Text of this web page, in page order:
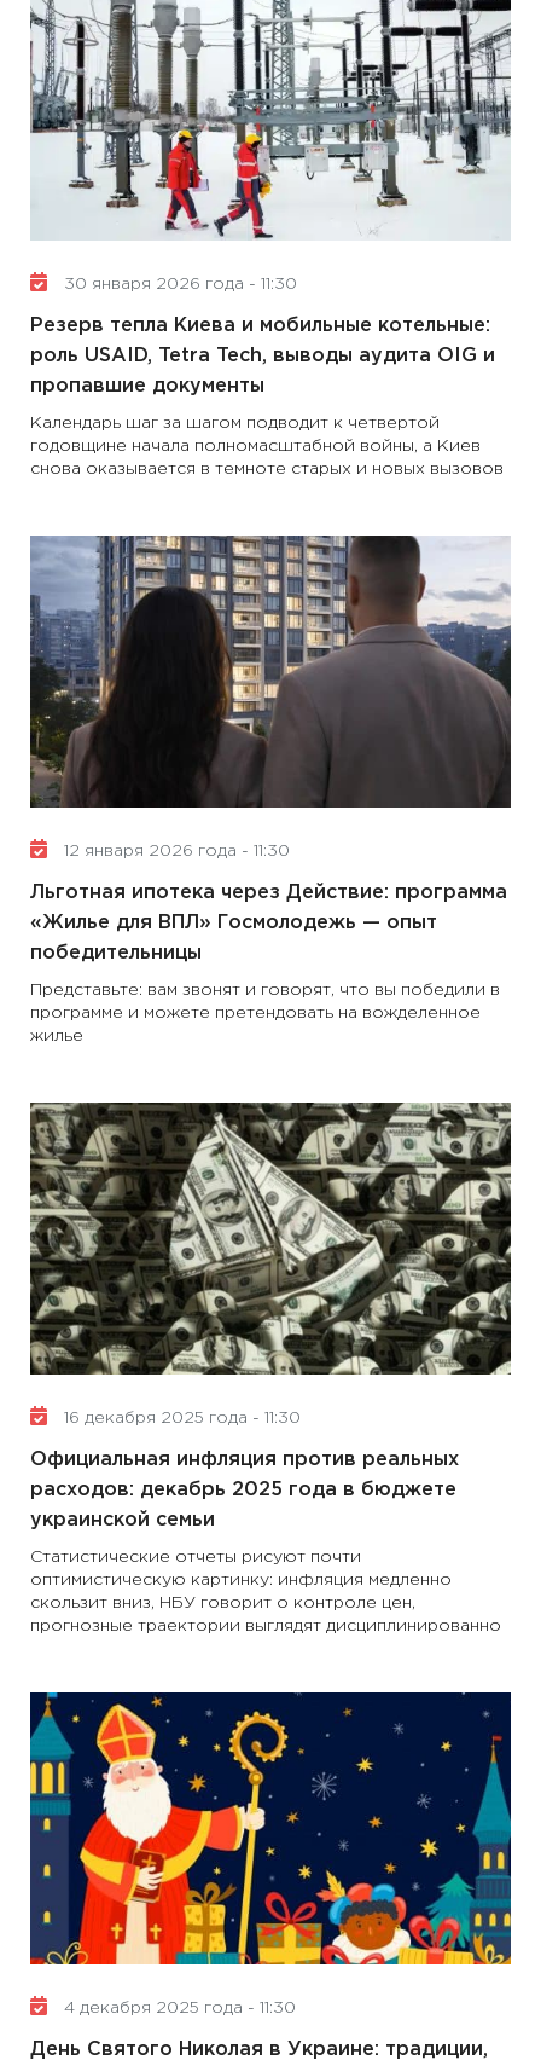
30 января 2026 года - 11:30
Резерв тепла Киева и мобильные котельные:
роль USAID, Tetra Tech, выводы аудита OIG и
пропавшие документы
Календарь шаг за шагом подводит к четвертой
годовщине начала полномасштабной войны, а Киев
снова оказывается в темноте старых и новых вызовов
12 января 2026 года - 11:30
Льготная ипотека через Действие: программа
«Жилье для ВПЛ» Госмолодежь — опыт
победительницы
Представьте: вам звонят и говорят, что вы победили в
программе и можете претендовать на вожделенное
жилье
16 декабря 2025 года - 11:30
Официальная инфляция против реальных
расходов: декабрь 2025 года в бюджете
украинской семьи
Статистические отчеты рисуют почти
оптимистическую картинку: инфляция медленно
скользит вниз, НБУ говорит о контроле цен,
прогнозные траектории выглядят дисциплинированно
4 декабря 2025 года - 11:30
День Святого Николая в Украине: традиции,